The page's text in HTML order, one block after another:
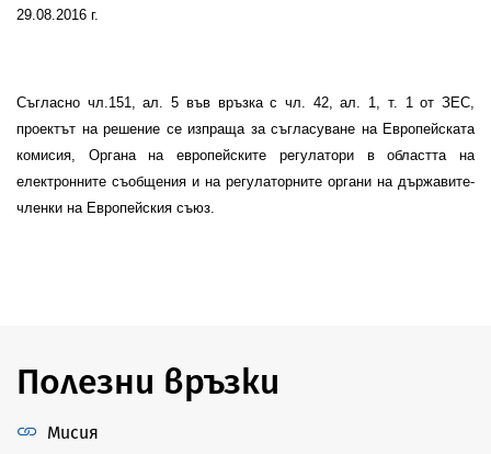
29.08.2016 г.
Съгласно чл.151, ал. 5 във връзка с чл. 42, ал. 1, т. 1 от ЗЕС,
проектът на решение се изпраща за съгласуване на Европейската
комисия, Органа на европейските регулатори в областта на
електронните съобщения и на регулаторните органи на държавите-
членки на Европейския съюз.
Полезни връзки
Мисия